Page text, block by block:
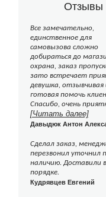
Отзывы
Все замечательно,
единственное для
самовызова сложно
добираться до
охрана, заказ
зато встречает
девушка, отзывчивая
готовая помочь
Спасибо, очень
[Читать далее]
Давыдюк Антон
Сделал заказ,
перезвонил уточнил
наличию. Доставили
порядке.
Кудрявцев Евгений